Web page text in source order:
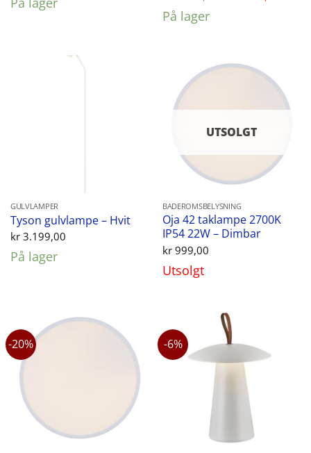
På lager
GULVLAMPER
Tyson gulvlampe – Hvit
kr3.199,00
På lager
UTSOLGT
BADEROMSBELYSNING
Oja 42 taklampe 2700K
IP54 22W – Dimbar
kr999,00
Utsolgt
-20% -6%